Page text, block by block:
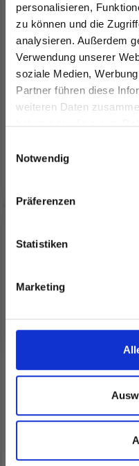
personalisieren,
zu können und die
analysieren. Außerdem
Verwendung unserer
soziale Medien,
Partner führen diese
weiteren Daten
haben oder die sie im
Notwendig
Präferenzen
Statistiken
Marketing
HOBBYARTS
SICHERHEITSAUGEN
MIT SCHLOSS, ROT, 5
PAAR
Preis abEUR 2.15
EUR 4.30
HOBBYARTS GARN-
TASCHE SCHWARZ
EUR 13.80EUR 22.99
Spare
und erhalte